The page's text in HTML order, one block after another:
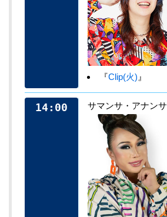
『Clip(火) 』
14:00 サマンサ・アナンサ